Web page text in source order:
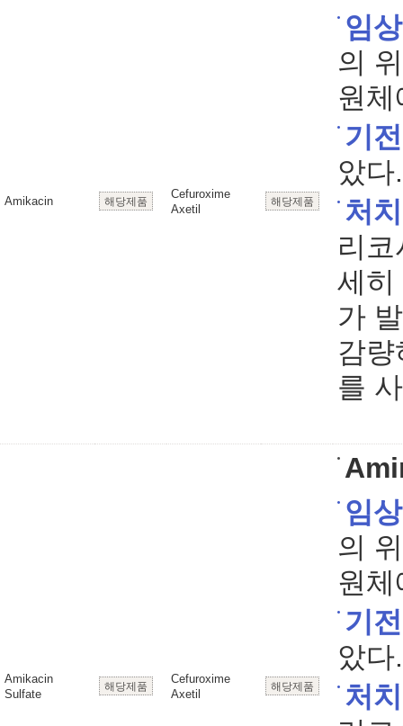
Amikacin 해당제품
Cefuroxime
Axetil
해당제품
임
의
원
기전
았다.
처치
리
세히
가
감
를
Amikacin
Sulfate
해당제품
Cefuroxime
Axetil
해당제품
임
의
원
기전
았다.
처치